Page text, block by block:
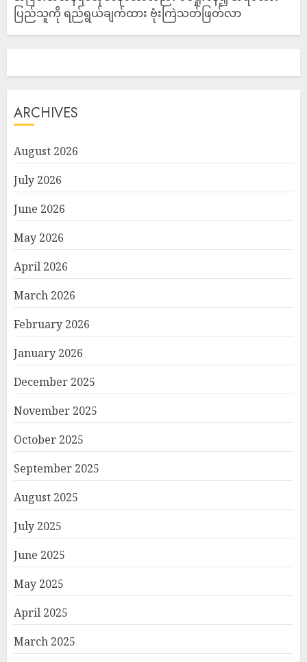
ပြည်သူကို ရည်ရွယ်ချက်ထား ဗုံးကြဲသတ်ဖြတ်လာ
ARCHIVES
August 2026
July 2026
June 2026
May 2026
April 2026
March 2026
February 2026
January 2026
December 2025
November 2025
October 2025
September 2025
August 2025
July 2025
June 2025
May 2025
April 2025
March 2025